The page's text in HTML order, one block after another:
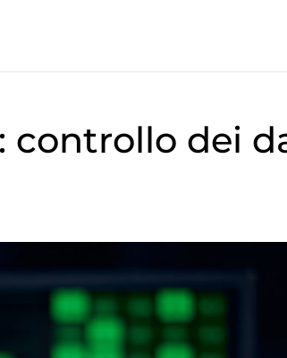
controllo dei